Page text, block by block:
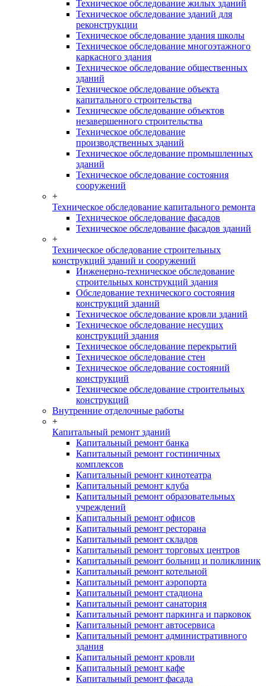
Техническое обследование жилых зданий
Техническое обследование зданий для
реконструкции
Техническое обследование здания школы
Техническое обследование многоэтажного
каркасного здания
Техническое обследование общественных
зданий
Техническое обследование объекта
капитального строительства
Техническое обследование объектов
незавершенного строительства
Техническое обследование
производственных зданий
Техническое обследование промышленных
зданий
Техническое обследование состояния
сооружений
+
Техническое обследование капитального ремонта
Техническое обследование фасадов
Техническое обследование фасадов зданий
+
Техническое обследование строительных
конструкций зданий и сооружений
Инженерно-техническое обследование
строительных конструкций здания
Обследование технического состояния
конструкций зданий
Техническое обследование кровли зданий
Техническое обследование несущих
конструкций здания
Техническое обследование перекрытий
Техническое обследование стен
Техническое обследование состояний
конструкций
Техническое обследование строительных
конструкций
Внутренние отделочные работы
+
Капитальный ремонт зданий
Капитальный ремонт банка
Капитальный ремонт гостиничных
комплексов
Капитальный ремонт кинотеатра
Капитальный ремонт клуба
Капитальный ремонт образовательных
учреждений
Капитальный ремонт офисов
Капитальный ремонт ресторана
Капитальный ремонт складов
Капитальный ремонт торговых центров
Капитальный ремонт больниц и поликлиник
Капитальный ремонт котельной
Капитальный ремонт аэропорта
Капитальный ремонт стадиона
Капитальный ремонт санатория
Капитальный ремонт паркинга и парковок
Капитальный ремонт автосервиса
Капитальный ремонт административного
здания
Капитальный ремонт кровли
Капитальный ремонт кафе
Капитальный ремонт фасада